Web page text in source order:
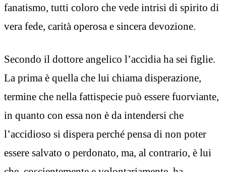
fanatismo, tutti coloro che vede intrisi di spirito di
vera fede, carità operosa e sincera devozione.
Secondo il dottore angelico l’accidia ha sei figlie.
La prima è quella che lui chiama disperazione,
termine che nella fattispecie può essere fuorviante,
in quanto con essa non è da intendersi che
l’accidioso si dispera perché pensa di non poter
essere salvato o perdonato, ma, al contrario, è lui